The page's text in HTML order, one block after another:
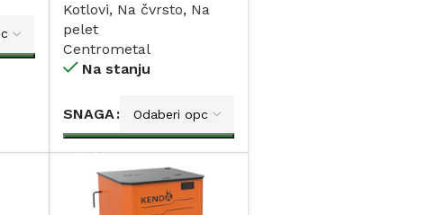
bojlerom 25 i 35kW
Kotlovi, Na čvrsto, Na
pelet
Centrometal
Na stanju
SNAGA
DODAJ